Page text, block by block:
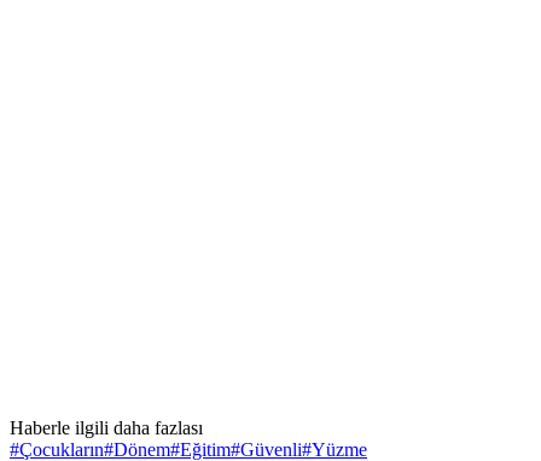
Haberle ilgili daha fazlası
#Çocukların#Dönem#Eğitim#Güvenli#Yüzme